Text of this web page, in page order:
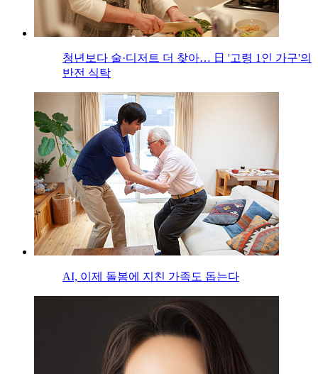
청년보다 술·디저트 더 찾아… 日 '고령 1인 가구'의
반전 식탁
AI, 이제 돌봄에 지친 가족도 돕는다